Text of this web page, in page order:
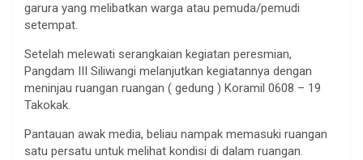
garura yang melibatkan warga atau pemuda/pemudi
setempat.
Setelah melewati serangkaian kegiatan peresmian,
Pangdam III Siliwangi melanjutkan kegiatannya dengan
meninjau ruangan ruangan ( gedung ) Koramil 0608 – 19
Takokak.
Pantauan awak media, beliau nampak memasuki ruangan
satu persatu untuk melihat kondisi di dalam ruangan.